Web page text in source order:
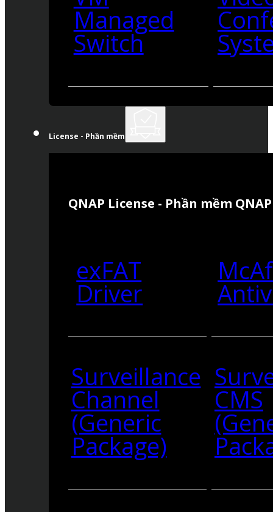
Managed
Switch
License - Phần mềm
QNAP License - Phần mềm QNAP
exFAT
Driver
Surveillance
Channel
(Generic
Package)
CMS